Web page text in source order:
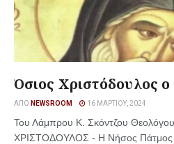
Όσιος Χριστόδουλος
ΑΠΌ NEWSROOM 16 ΜΑΡΤΊΟΥ, 2024
Του Λάμπρου Κ. Σκόντζου
ΧΡΙΣΤΟΔΟΥΛΟΣ - Η Νήσος Πάτμος